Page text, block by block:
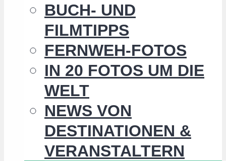
BUCH- UND
FILMTIPPS
FERNWEH-FOTOS
IN 20 FOTOS UM DIE
WELT
NEWS VON
DESTINATIONEN &
VERANSTALTERN